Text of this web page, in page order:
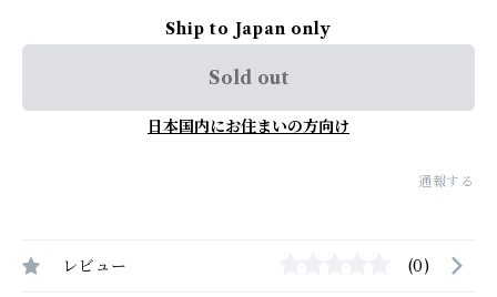
Ship to Japan only
Sold out
日本国内にお住まいの方向け
通報する
レビュー (0)